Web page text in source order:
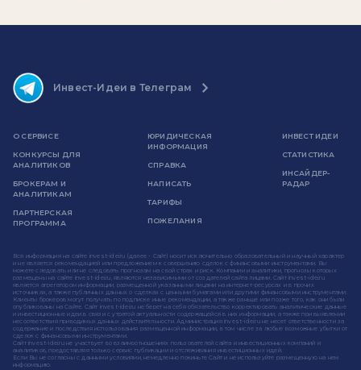
Инвест-Идеи в Телеграм
О СЕРВИСЕ
КОНКУРСЫ ДЛЯ
АНАЛИТИКОВ
БРОКЕРАМ И
АНАЛИТИКАМ
ПАРТНЕРСКАЯ
ПРОГРАММА
ЮРИДИЧЕСКАЯ
ИНФОРМАЦИЯ
СПРАВКА
НАПИСАТЬ
ТАРИФЫ
ПОЖЕЛАНИЯ
ИНВЕСТ ИДЕИ
СТАТИСТИКА
ИНСАЙДЕР-
РАДАР
Вся информация на сайте invest-idei.ru (далее - Сайт) носит исключительно образовательный и научный характер
и не является рекомендацией или предложением к совершению сделок с финансовыми инструментами. Вы
можете следовать или не следовать прогнозам на свой страх и риск. Компании и аналитики, прогнозы которых
размещены на сайте invest-idei.ru, являются независимыми от создателей сайта лицами. Сайт invest-idei.ru
является агрегатором информации, размещенной указанными лицами на интернет-ресурсах и в прочих
источниках, а также публичных данных о сделках с ценными бумагами или другими финансовыми инструментами.
Клиенты брокеров могут получать по подписке иные рекомендации, а также раньше или позже того, как они были
опубликованы на Сайте. Сайт invest-idei.ru не берет на себя обязательство корректировать аналитические данные
и инвестиционные идеи в связи с утратой актуальности содержащейся в них информации, а также при выявлении
несоответствия приводимых данных действительности. Администрация invest-idei.ru не несет ответственности за
содержание и последствия использования размещенной информации, в том числе за любые возможные убытки от
сделок с финансовыми инструментами.
Сайт invest-idei.ru не участвует во взаимоотношениях пользователей сайта и инвестиционных компаний и
аналитиков, предоставляя только сервис публикации и отслеживания инвестиционных идей.
Если Вы не согласны с данными условиями, немедленно покиньте Сайт и не используйте размещенную на нем
информацию.